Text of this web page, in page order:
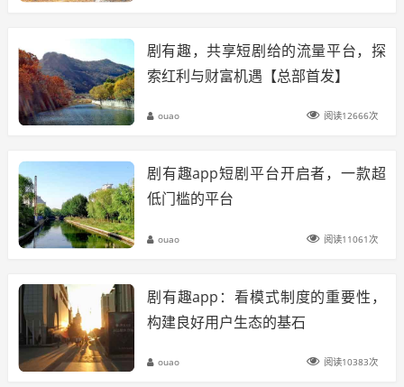
剧有趣，共享短剧给的流量平台，探
索红利与财富机遇【总部首发】
ouao 阅读12666次
剧有趣app短剧平台开启者，一款超
低门槛的平台
ouao 阅读11061次
剧有趣app：看模式制度的重要性，
构建良好用户生态的基石
ouao 阅读10383次